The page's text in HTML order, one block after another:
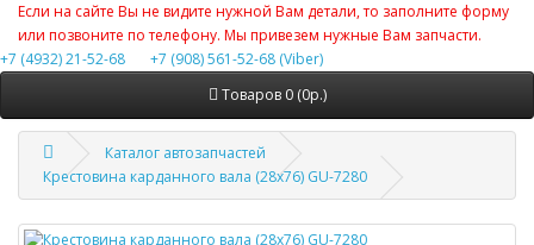
Если на сайте Вы не видите нужной Вам детали, то заполните форму
или позвоните по телефону. Мы привезем нужные Вам запчасти.
+7 (4932) 21-52-68
+7 (908) 561-52-68 (Viber)
Товаров 0 (0р.)
Каталог автозапчастей
Крестовина карданного вала (28x76) GU-7280